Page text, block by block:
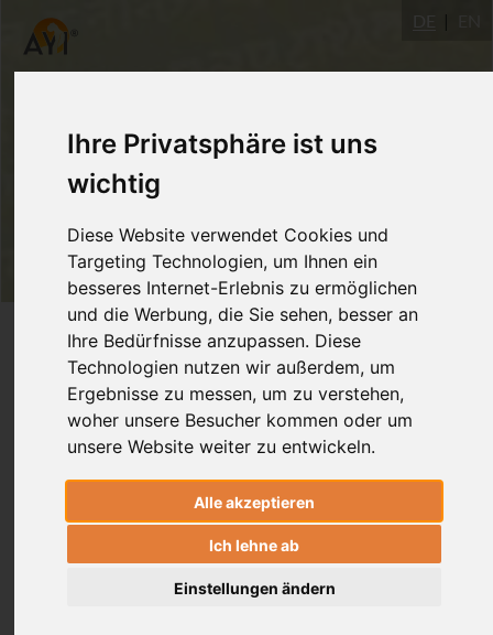
Ihre Privatsphäre ist uns
wichtig
Diese Website verwendet Cookies und
Targeting Technologien, um Ihnen ein
besseres Internet-Erlebnis zu ermöglichen
und die Werbung, die Sie sehen, besser an
Ihre Bedürfnisse anzupassen. Diese
Technologien nutzen wir außerdem, um
Ergebnisse zu messen, um zu verstehen,
woher unsere Besucher kommen oder um
unsere Website weiter zu entwickeln.
Alle akzeptieren
Ich lehne ab
Einstellungen ändern
Login
Passwort vergessen / Registrieren